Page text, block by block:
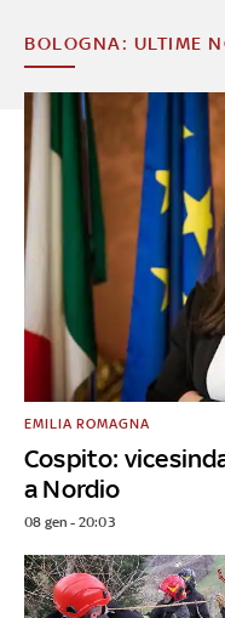
BOLOGNA: ULTIME
Cospito:
a Nordio
EMILIA ROMAGNA
08 gen - 20:03